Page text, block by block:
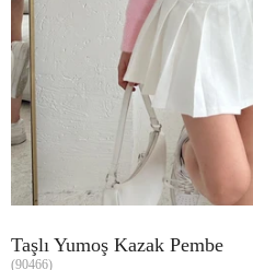
Taşlı Yumoş Kazak Pembe
(90466)